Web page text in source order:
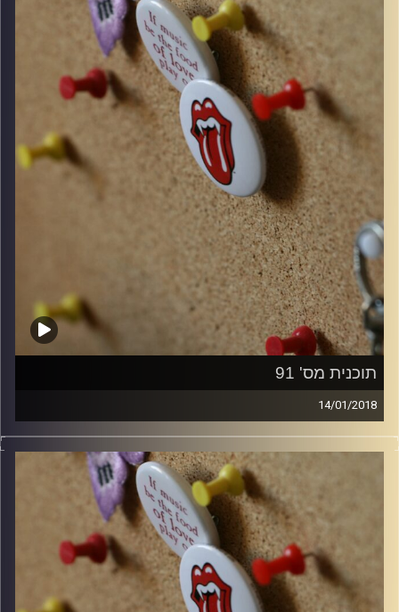
włodi
תוכנית מס' 91
14/01/2018
קלאסיקות רוק עם אורן הוף.
włodi